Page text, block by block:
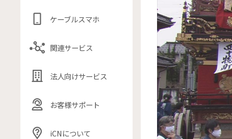
ケーブルスマホ
関連サービス
法人向けサービス
お客様サポート
iCNについて